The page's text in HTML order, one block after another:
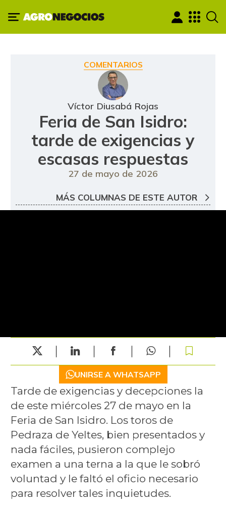
COMENTARIOS
Víctor Diusabá Rojas
Feria de San Isidro:
tarde de exigencias y
escasas respuestas
27 de mayo de 2026
MÁS COLUMNAS DE ESTE AUTOR
UNIRSE A WHATSAPP
Tarde de exigencias y decepciones la
de este miércoles 27 de mayo en la
Feria de San Isidro. Los toros de
Pedraza de Yeltes, bien presentados y
nada fáciles, pusieron complejo
examen a una terna a la que le sobró
voluntad y le faltó el oficio necesario
para resolver tales inquietudes.